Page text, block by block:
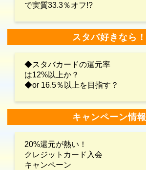
で実質33.3％オフ!?
スタバ好きなら！
◆スタバカードの還元率
は12%以上か？
◆or 16.5％以上を目指す？
キャンペーン情報
20%還元が熱い！
クレジットカード入会
キャンペーン